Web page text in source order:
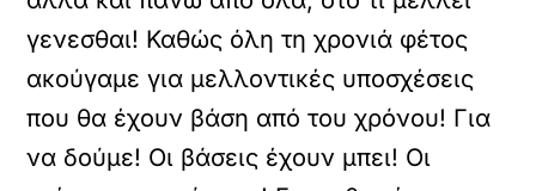
γενεσθαι! Καθώς όλη τη χρονιά φέτος
ακούγαμε για μελλοντικές υποσχέσεις
που θα έχουν βάση από του χρόνου! Για
να δούμε! Οι βάσεις έχουν μπει! Οι